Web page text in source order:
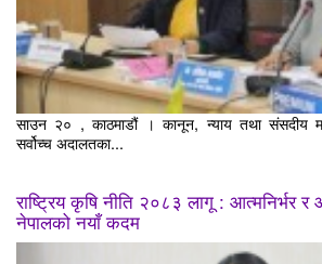
साउन २० , काठमाडौं । कानून, न्याय तथा संसदीय
सर्वोच्च अदालतका...
राष्ट्रिय कृषि नीति २०८३ लागू : आत्मनिर्भर
नेपालको नयाँ कदम